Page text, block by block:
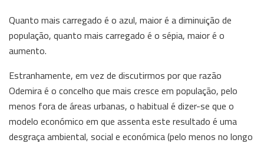
Quanto mais carregado é o azul, maior é a diminuição de
população, quanto mais carregado é o sépia, maior é o
aumento.
Estranhamente, em vez de discutirmos por que razão
Odemira é o concelho que mais cresce em população, pelo
menos fora de áreas urbanas, o habitual é dizer-se que o
modelo económico em que assenta este resultado é uma
desgraça ambiental, social e económica (pelo menos no longo